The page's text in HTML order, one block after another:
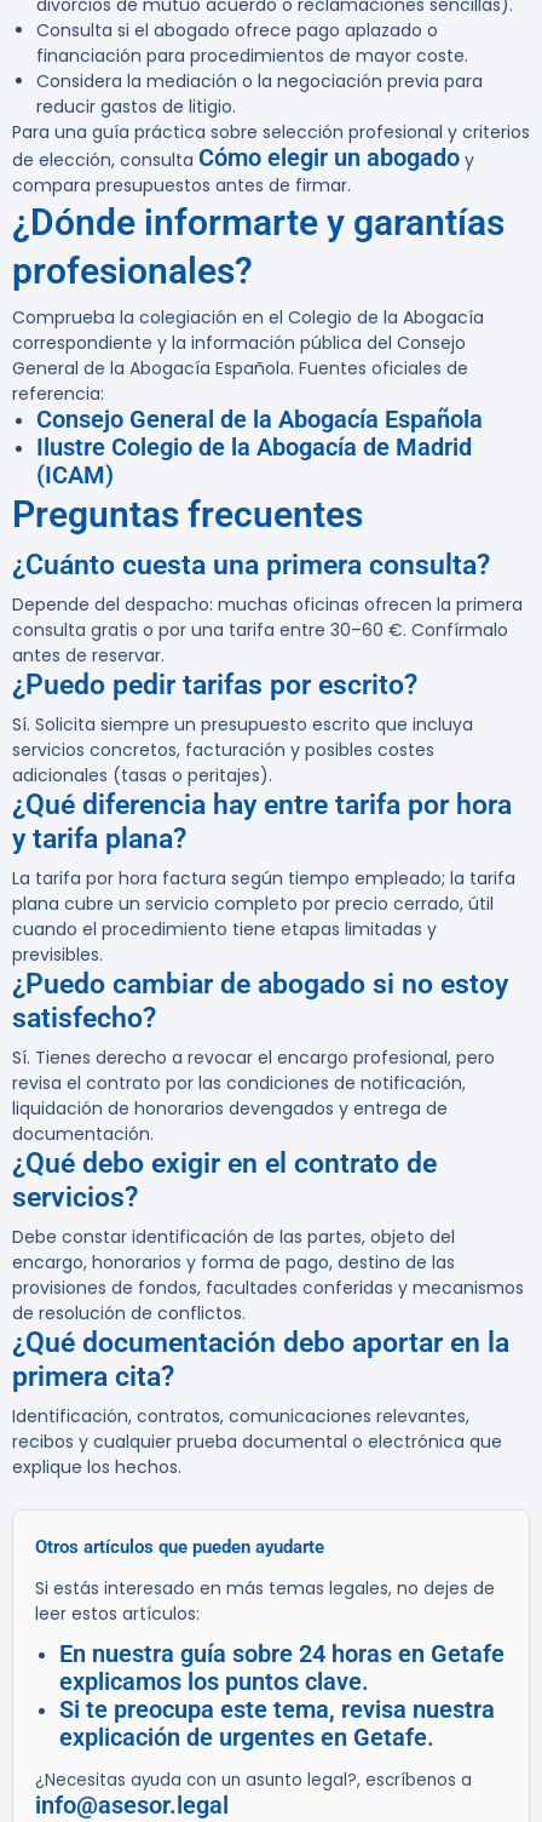
divorcios de mutuo acuerdo o reclamaciones sencillas).
Consulta si el abogado ofrece pago aplazado o
financiación para procedimientos de mayor coste.
Considera la mediación o la negociación previa para
reducir gastos de litigio.
Para una guía práctica sobre selección profesional y criterios
de elección, consulta Cómo elegir un abogado y
compara presupuestos antes de firmar.
¿Dónde informarte y garantías
profesionales?
Comprueba la colegiación en el Colegio de la Abogacía
correspondiente y la información pública del Consejo
General de la Abogacía Española. Fuentes oficiales de
referencia:
Consejo General de la Abogacía Española
Ilustre Colegio de la Abogacía de Madrid
(ICAM)
Preguntas frecuentes
¿Cuánto cuesta una primera consulta?
Depende del despacho: muchas oficinas ofrecen la primera
consulta gratis o por una tarifa entre 30–60 €. Confírmalo
antes de reservar.
¿Puedo pedir tarifas por escrito?
Sí. Solicita siempre un presupuesto escrito que incluya
servicios concretos, facturación y posibles costes
adicionales (tasas o peritajes).
¿Qué diferencia hay entre tarifa por hora
y tarifa plana?
La tarifa por hora factura según tiempo empleado; la tarifa
plana cubre un servicio completo por precio cerrado, útil
cuando el procedimiento tiene etapas limitadas y
previsibles.
¿Puedo cambiar de abogado si no estoy
satisfecho?
Sí. Tienes derecho a revocar el encargo profesional, pero
revisa el contrato por las condiciones de notificación,
liquidación de honorarios devengados y entrega de
documentación.
¿Qué debo exigir en el contrato de
servicios?
Debe constar identificación de las partes, objeto del
encargo, honorarios y forma de pago, destino de las
provisiones de fondos, facultades conferidas y mecanismos
de resolución de conflictos.
¿Qué documentación debo aportar en la
primera cita?
Identificación, contratos, comunicaciones relevantes,
recibos y cualquier prueba documental o electrónica que
explique los hechos.
Otros artículos que pueden ayudarte
Si estás interesado en más temas legales, no dejes de
leer estos artículos:
En nuestra guía sobre 24 horas en Getafe
explicamos los puntos clave.
Si te preocupa este tema, revisa nuestra
explicación de urgentes en Getafe.
¿Necesitas ayuda con un asunto legal?, escríbenos a
info@asesor.legal